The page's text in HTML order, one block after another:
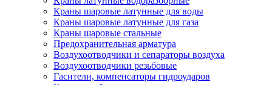
Краны шаровые латунные для воды
Краны шаровые латунные для газа
Краны шаровые стальные
Предохранительная арматура
Воздухоотводчики и сепараторы воздуха
Воздухоотводчики резьбовые
Гасители, компенсаторы гидроударов